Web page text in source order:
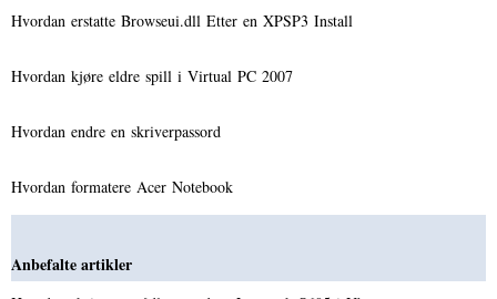
Hvordan erstatte Browseui.dll Etter en XPSP3 Install
Hvordan kjøre eldre spill i Virtual PC 2007
Hvordan endre en skriverpassord
Hvordan formatere Acer Notebook
Anbefalte artikler